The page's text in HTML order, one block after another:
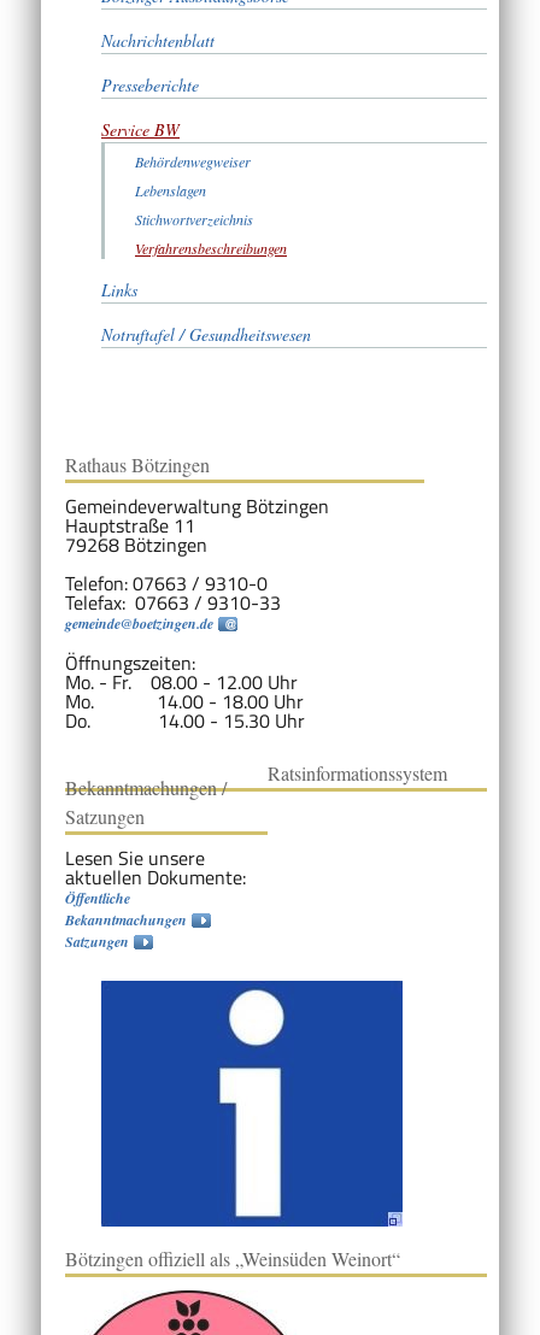
Nachrichtenblatt
Presseberichte
Service BW
Behördenwegweiser
Lebenslagen
Stichwortverzeichnis
Verfahrensbeschreibungen
Links
Notruftafel / Gesundheitswesen
Rathaus Bötzingen
Gemeindeverwaltung Bötzingen
Hauptstraße 11
79268 Bötzingen
Telefon: 07663 / 9310-0
Telefax: 07663 / 9310-33
gemeinde@boetzingen.de
Öffnungszeiten:
Mo. - Fr. 08.00 - 12.00 Uhr
Mo. 14.00 - 18.00 Uhr
Do. 14.00 - 15.30 Uhr
Bekanntmachungen /
Satzungen
Lesen Sie unsere
aktuellen Dokumente:
Öffentliche
Bekanntmachungen
Satzungen
Ratsinformationssystem
Bötzingen offiziell als „Weinsüden Weinort“